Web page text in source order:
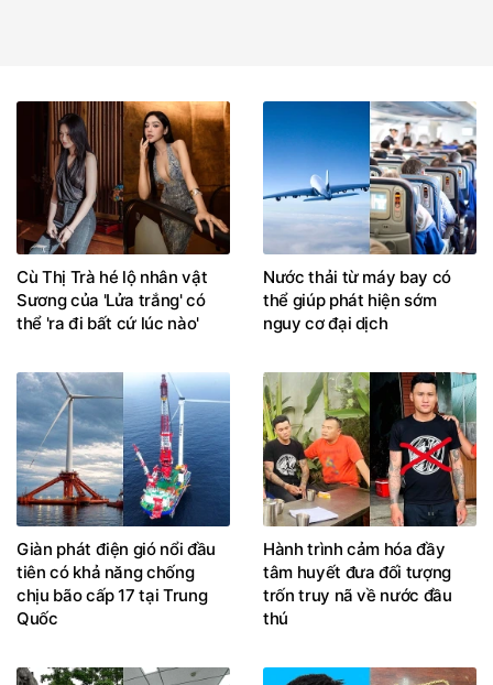
Cù Thị Trà hé lộ nhân vật
Sương của 'Lửa trắng' có
thể 'ra đi bất cứ lúc nào'
Nước thải từ máy bay có
thể giúp phát hiện sớm
nguy cơ đại dịch
Giàn phát điện gió nổi đầu
tiên có khả năng chống
chịu bão cấp 17 tại Trung
Quốc
Hành trình cảm hóa đầy
tâm huyết đưa đối tượng
trốn truy nã về nước đầu
thú